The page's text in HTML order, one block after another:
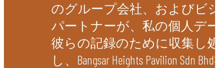
のグループ会社、およびビ
パートナーが、私の個人デ
彼らの記録のために収集し
し、Bangsar Heights Pavilion Sdn